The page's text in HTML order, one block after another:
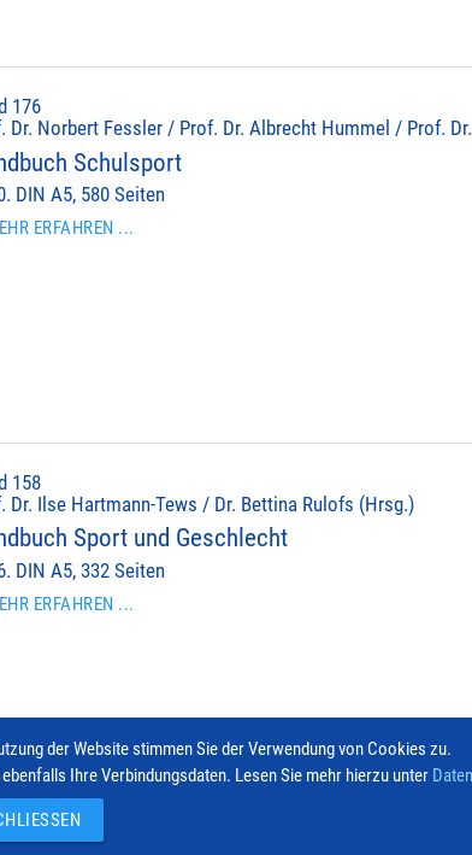
176
Dr. Norbert Fessler / Prof. Dr. Albrecht Hummel / Prof.
Schulsport
DIN A5, 580 Seiten
ERFAHREN ...
158
Dr. Ilse Hartmann-Tews / Dr. Bettina Rulofs (Hrsg.)
Sport und Geschlecht
DIN A5, 332 Seiten
ERFAHREN ...
© 2026 Hofmann-Verlag
der Website stimmen Sie der Verwendung von Cookies zu.
Ihre Verbindungsdaten. Lesen Sie mehr hierzu unter